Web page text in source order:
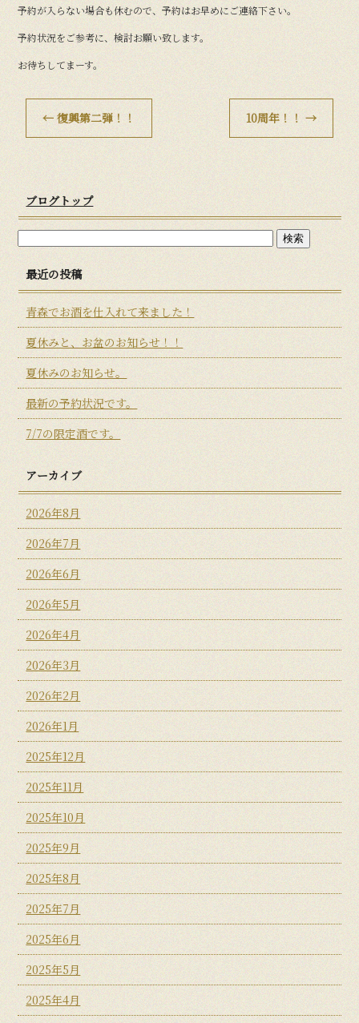
予約が入らない場合も休むので、予約はお早めにご連絡下さい。
予約状況をご参考に、検討お願い致します。
お待ちしてまーす。
← 復興第二弾！！ 10周年！！ →
ブログトップ
最近の投稿
青森でお酒を仕入れて来ました！
夏休みと、お盆のお知らせ！！
夏休みのお知らせ。
最新の予約状況です。
7/7の限定酒です。
アーカイブ
2026年8月
2026年7月
2026年6月
2026年5月
2026年4月
2026年3月
2026年2月
2026年1月
2025年12月
2025年11月
2025年10月
2025年9月
2025年8月
2025年7月
2025年6月
2025年5月
2025年4月